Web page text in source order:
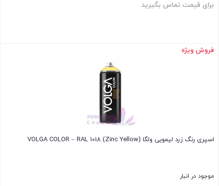
برای قیمت تماس بگیرید
بستن
فروش ویژه
اسپری رنگ زرد لیمویی ولگا VOLGA COLOR – RAL 1018 (Zinc Yellow)
موجود در انبار